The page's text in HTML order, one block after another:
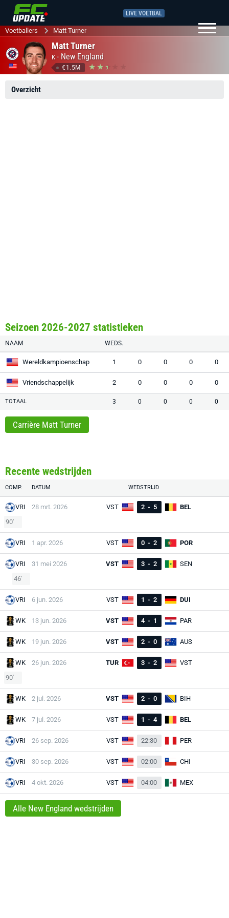
LIVE VOETBAL
Voetballers Matt Turner
Matt Turner
K - New England
€1.5M
Overzicht
Seizoen 2026-2027 statistieken
NAAM WEDS.
Wereldkampioenschap 1 0 0 0 0
Vriendschappelijk 2 0 0 0 0
TOTAAL 3 0 0 0 0
Carrière Matt Turner
Recente wedstrijden
COMP. DATUM WEDSTRIJD
VRI 28 mrt. 2026 VST 2 - 5
BEL
90'
VRI 1 apr. 2026 VST 0 - 2 POR
VRI 31 mei 2026 VST 3 - 2
SEN
46'
VRI 6 jun. 2026 VST 1 - 2 DUI
WK 13 jun. 2026 VST 4 - 1 PAR
WK 19 jun. 2026 VST 2 - 0 AUS
WK 26 jun. 2026 TUR 3 - 2
VST
90'
WK 2 jul. 2026 VST 2 - 0 BIH
WK 7 jul. 2026 VST 1 - 4 BEL
VRI 26 sep. 2026 VST 22:30 PER
VRI 30 sep. 2026 VST 02:00 CHI
VRI 4 okt. 2026 VST 04:00 MEX
Alle New England wedstrijden